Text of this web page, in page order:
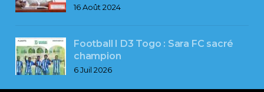
16 Août 2024
Football I D3 Togo : Sara FC sacré
champion
6 Juil 2026